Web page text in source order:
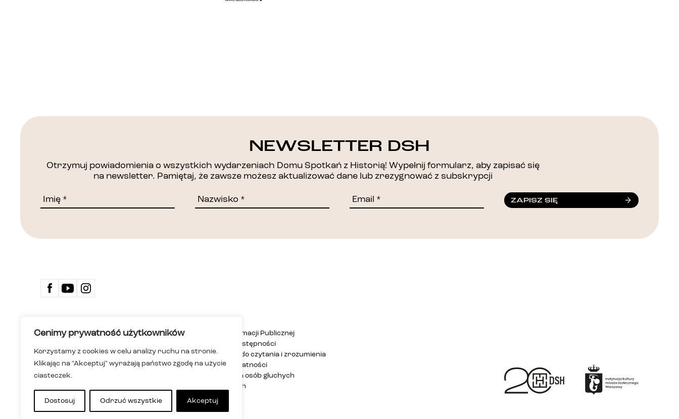
Cenimy prywatność użytkowników
Korzystamy z cookies w celu analizy ruchu na stronie.
Klikając na "Akceptuj" wyrażają państwo zgodę na użycie
ciasteczek.
Dostosuj Odrzuć wszystkie Akceptuj
DZIĘKUJEMY!
NEWSLETTER DSH
Otrzymuj powiadomienia o wszystkich wydarzeniach Domu Spotkań z Historią! Wypełnij formularz, aby zapisać się
na newsletter. Pamiętaj, że zawsze możesz aktualizować dane lub zrezygnować z subskrypcji
ZAPISZ SIĘ
Dom Spotkań z Historią
Instytucja kultury m.st. Warszawy
ul. Karowa 20, 00-324 Warszawa
dsh@dsh.waw.pl
Biuletyn Informacji Publicznej
Deklaracja dostępności
Wersja łatwa do czytania i zrozumienia
Polityka prywatności
Informacja dla osób głuchych
i niesłyszących
Mapa strony